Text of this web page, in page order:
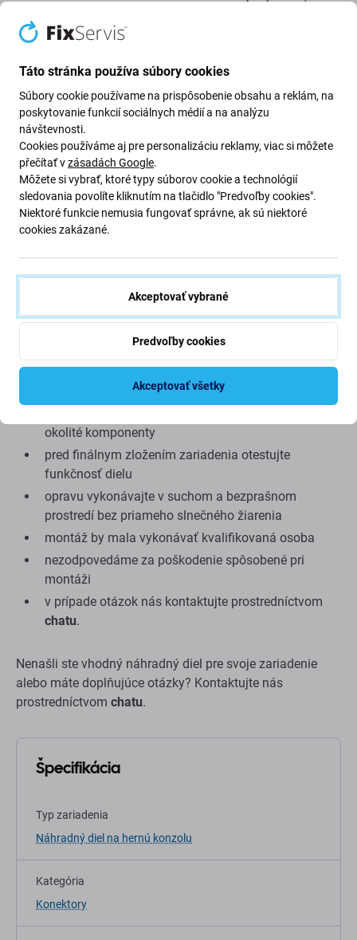
poškodený,USB-C nabíjací port
Pomáha obnoviť káblové nabíjanie a stabilné pripojenie.
Pred výmenou odporúčame skontrolovať aj nabíjací
kábel, adaptér a batériu, aby ste vylúčili inú príčinu
problému.
Kvalita náhradného dielu
Aftermarket:Náhradný diel vyrobený treťou stranou, nie
spracovaní alebo funkčnosti.
Montáž a odporúčania:
na montáž alebo demontáž sú potrebné vhodné
servisné nástroje
okolité komponenty
pred finálnym zložením zariadenia otestujte
funkčnosť dielu
opravu vykonávajte v suchom a bezprašnom
prostredí bez priameho slnečného žiarenia
montáž by mala vykonávať kvalifikovaná osoba
nezodpovedáme za poškodenie spôsobené pri
montáži
v prípade otázok nás kontaktujte prostredníctvom
chatu.
Nenašli ste vhodný náhradný diel pre svoje zariadenie
alebo máte doplňujúce otázky? Kontaktujte nás
prostredníctvom chatu.
Špecifikácia
Typ zariadenia
Náhradný diel na hernú konzolu
Kategória
Konektory
Táto stránka používa súbory cookies
Súbory cookie používame na prispôsobenie obsahu a reklám, na
poskytovanie funkcií sociálnych médií a na analýzu
návštevnosti.
Cookies používáme aj pre personalizáciu reklamy, viac si môžete
přečítať vzásadách Google.
Môžete si vybrať, ktoré typy súborov cookie a technológií
sledovania povolíte kliknutím na tlačidlo "Predvoľby cookies".
Niektoré funkcie nemusia fungovať správne, ak sú niektoré
cookies zakázané.
Akceptovať vybrané
Predvoľby cookies
Akceptovať všetky